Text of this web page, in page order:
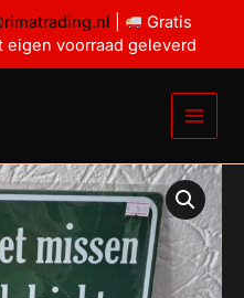
Gratis
voorraad geleverd